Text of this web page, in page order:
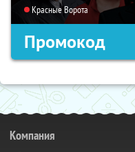
Красные Ворота
Промокод
Компания